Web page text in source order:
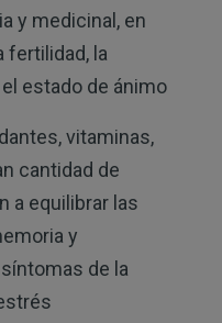
y medicinal, en
fertilidad, la
estado de ánimo
vitaminas,
cantidad de
a equilibrar las
y
de la